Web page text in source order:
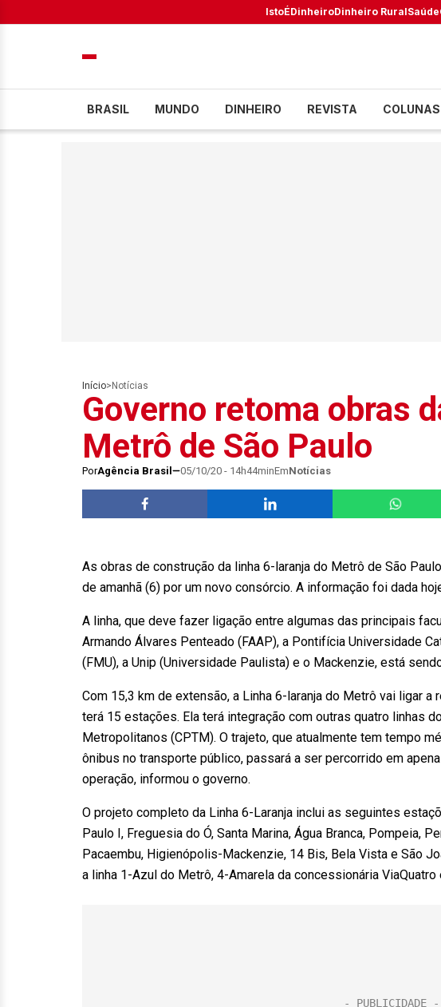
IstoÉDinheiroDinheiro RuralSaúde
BRASIL MUNDO DINHEIRO REVISTA COLUNAS
Início> Notícias
Governo retoma obras
Metrô de São Paulo
PorAgência Brasil 05/10/20 - 14h44minEmNotícias
As obras de construção da linha 6-laranja do Metrô de São
de amanhã (6) por um novo consórcio. A informação foi dada
A linha, que deve fazer ligação entre algumas das principais
Armando Álvares Penteado (FAAP), a Pontifícia Universidade
(FMU), a Unip (Universidade Paulista) e o Mackenzie, está
Com 15,3 km de extensão, a Linha 6-laranja do Metrô vai ligar
terá 15 estações. Ela terá integração com outras quatro linhas
Metropolitanos (CPTM). O trajeto, que atualmente tem tempo
ônibus no transporte público, passará a ser percorrido em
operação, informou o governo.
O projeto completo da Linha 6-Laranja inclui as seguintes
Paulo I, Freguesia do Ó, Santa Marina, Água Branca, Pompeia,
Pacaembu, Higienópolis-Mackenzie, 14 Bis, Bela Vista e São
a linha 1-Azul do Metrô, 4-Amarela da concessionária